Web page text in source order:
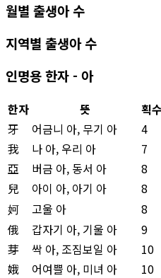
월별 출생아 수
지역별 출생아 수
인명용 한자 - 아
한자 뜻 획수
牙
어금니 아, 무기 아 4
我
나 아, 우리 아 7
亞
버금 아, 동서 아 8
兒
아이 아, 아기 아 8
妸
고울 아 8
俄
갑자기 아, 기울 아 9
芽
싹 아, 조짐보일 아 10
娥
어여쁠 아, 미녀 아 10